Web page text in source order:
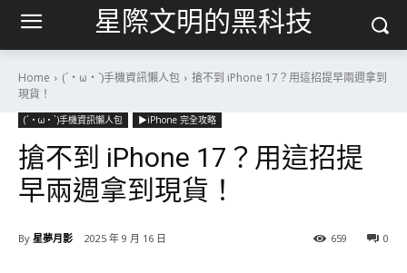
星際文明的黑科技
Home (´・ω・`)手機資訊懶人包
搶不到 iPhone 17？用這招提早兩週拿到
現貨！
(´・ω・`)手機資訊懶人包 ▶iPhone 完全攻略
搶不到 iPhone 17？用這招提
早兩週拿到現貨！
By 星夢月影 2025 年 9 月 16 日 0
659